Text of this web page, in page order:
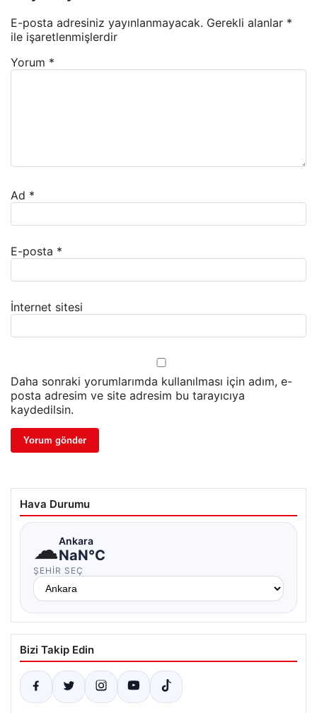
E-posta adresiniz yayınlanmayacak. Gerekli alanlar *
ile işaretlenmişlerdir
Yorum *
Ad *
E-posta *
İnternet sitesi
Daha sonraki yorumlarımda kullanılması için adım, e-
posta adresim ve site adresim bu tarayıcıya
kaydedilsin.
Hava Durumu
☁Ankara
NaN°C
ŞEHIR SEÇ
Bizi Takip Edin